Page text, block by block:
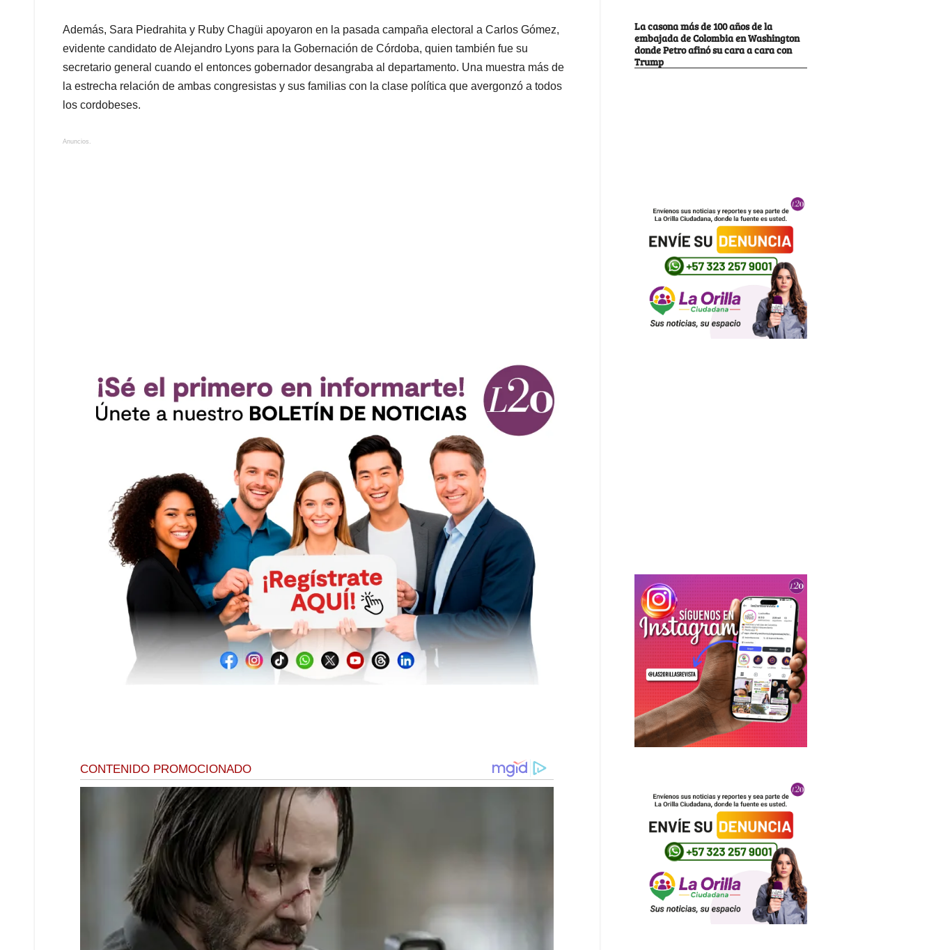
Además, Sara Piedrahita y Ruby Chagüi apoyaron en la pasada campaña electoral a Carlos Gómez,
evidente candidato de Alejandro Lyons para la Gobernación de Córdoba, quien también fue su
secretario general cuando el entonces gobernador desangraba al departamento. Una muestra más de
la estrecha relación de ambas congresistas y sus familias con la clase política que avergonzó a todos
los cordobeses.
Anuncios.
La casona más de 100 años de la
embajada de Colombia en Washington
donde Petro afinó su cara a cara con
Trump